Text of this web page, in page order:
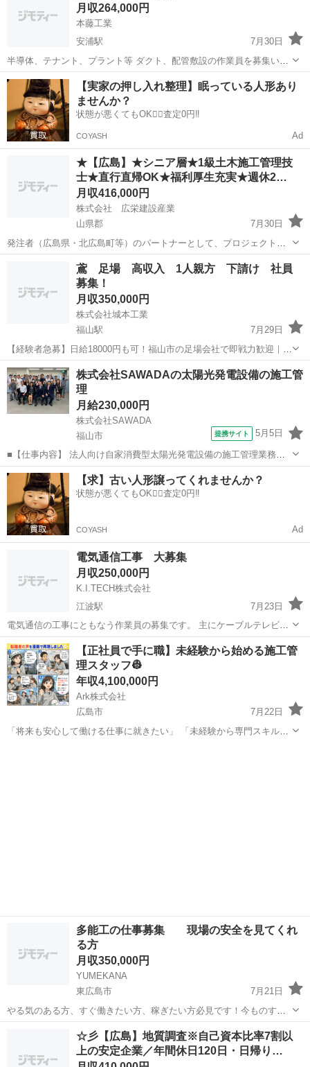
磨いていただきます。月収264,000円
本藤工業
安浦駅
7月30日
半導体、テナント、プラント等 ダクト、配管敷設の作業員を募集いた
します。 現場により作業時間は変わりますが 基本的に8:00〜17:00が
定時です。 残業代はもちろん支給いたします。 試用期間3ヶ月 未経験
12000円〜...
広島 東広島市 安浦駅 その他 ダクト
【実家の押し入れ整理】眠っている人形あり
ませんか？
状態が悪くてもOK🙆‍♀️査定0円‼️
COYASH Ad
★【広島】★シニア層★1級土木施工管理技
士★直行直帰OK★福利厚生充実★週休2…
月収416,000円
株式会社 広栄建設産業
山県郡
7月30日
発注者（広島県・北広島町等）のパートナーとして、プロジェクトの
完遂まで全権を掌握します。 ＊工程管理：冬季の降雪変動を計算に入
れた「攻め」のスケジュール立案。 ＊品質管理：3次元データを用い
た高度な品質担保。 ＊安全管...
施工管理
鳶 足場 高収入 1人親方 下請け 社員
募集！
月収350,000円
株式会社城本工業
福山駅
7月29日
【経験者急募】日給18000円も可！福山市の足場会社で即戦力歓迎｜・
安定現場多数 年齢不問 経験少なくても下請け可能 未経験でもや
る気があれば親方可能です。 ⸻ ✅ 【本文】 🔹仕事内容 福山市を
中心に、住宅・マンシ...
広島 福山市 福山駅 足場
株式会社SAWADAの太陽光発電設備の施工管
理
月給230,000円
株式会社SAWADA
福山市
提携サイト 5月5日
■【仕事内容】 法人向け自家消費型太陽光発電設備の施工管理業務を
担当していただきます。お客様の電気使用状況や建物の特性をヒアリ
ングし、現地調査や工程管理を行いながら、工事の進捗と品質を担保
します。社内の専門チームとの連携によ...
広島 福山市 鳶職
【求】古い人形譲ってくれませんか？
状態が悪くてもOK🙆‍♀️査定0円‼️
COYASH Ad
電気通信工事 大募集
月収250,000円
K.I.TECH株式会社
江波駅
7月23日
電気通信の工事にともなう作業員の募集です。 主にケーブルテレビ等
の工事になります。 試用期間有 車通勤可能 休憩時間有 休日有 試用期
間終了後各手当有
広島 広島市 江波駅 土木
【正社員で手に職】未経験から始める施工管
理スタッフ👷
年収4,100,000円
Ark株式会社
広島市
7月22日
「将来も安心して働ける仕事に就きたい」 「未経験から専門スキルを
多能工の仕事募集 現場の安全を見てくれ
る方
月収350,000円
YUMEKANA
東広島市
7月21日
やる気のある方、すぐ働きたい方、稼ぎたい方必見です！今ものすご
く忙しくなって人手が足りないので助けて下さい。
勤務地 広島県
東広島市 時間 ８時00〜17時00 (...
東広島市 施工管理 多能工
☆彡【広島】地質調査※自己資本比率7割以
上の安定企業／年間休日120日・日帰り…